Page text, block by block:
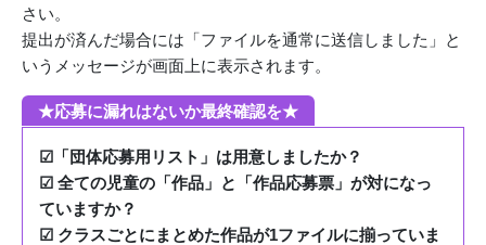
さい。
提出が済んだ場合には「ファイルを通常に送信しました」と
いうメッセージが画面上に表示されます。
★応募に漏れはないか最終確認を★
☑「団体応募用リスト」は用意しましたか？
☑ 全ての児童の「作品」と「作品応募票」が対になっ
ていますか？
☑ クラスごとにまとめた作品が1ファイルに揃っていま